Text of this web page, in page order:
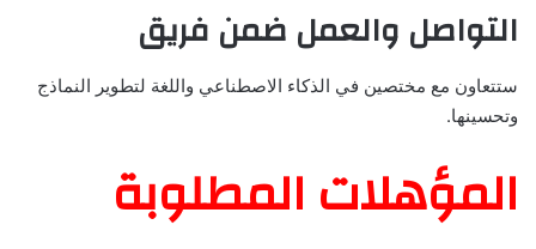
التواصل والعمل ضمن فريق
ستتعاون مع مختصين في الذكاء الاصطناعي واللغة لتطوير النماذج
وتحسينها.
المؤهلات المطلوبة